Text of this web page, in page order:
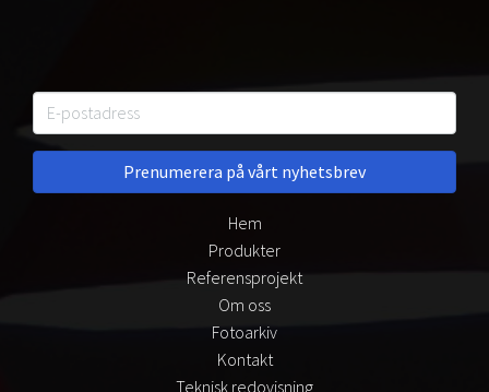
Hem
Produkter
Referensprojekt
Om oss
Fotoarkiv
Kontakt
Teknisk redovisning